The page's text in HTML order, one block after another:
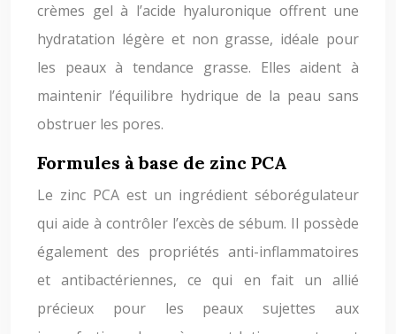
crèmes gel à l’acide hyaluronique offrent une
hydratation légère et non grasse, idéale pour
les peaux à tendance grasse. Elles aident à
maintenir l’équilibre hydrique de la peau sans
obstruer les pores.
Formules à base de zinc PCA
Le zinc PCA est un ingrédient séborégulateur
qui aide à contrôler l’excès de sébum. Il possède
également des propriétés anti-inflammatoires
et antibactériennes, ce qui en fait un allié
précieux pour les peaux sujettes aux